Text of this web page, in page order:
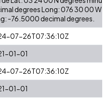
degrees Long: 076 30 00 W
-76.5000 decimal degrees.
07-26T07:36:10Z
01-01
07-26T07:36:10Z
01-01